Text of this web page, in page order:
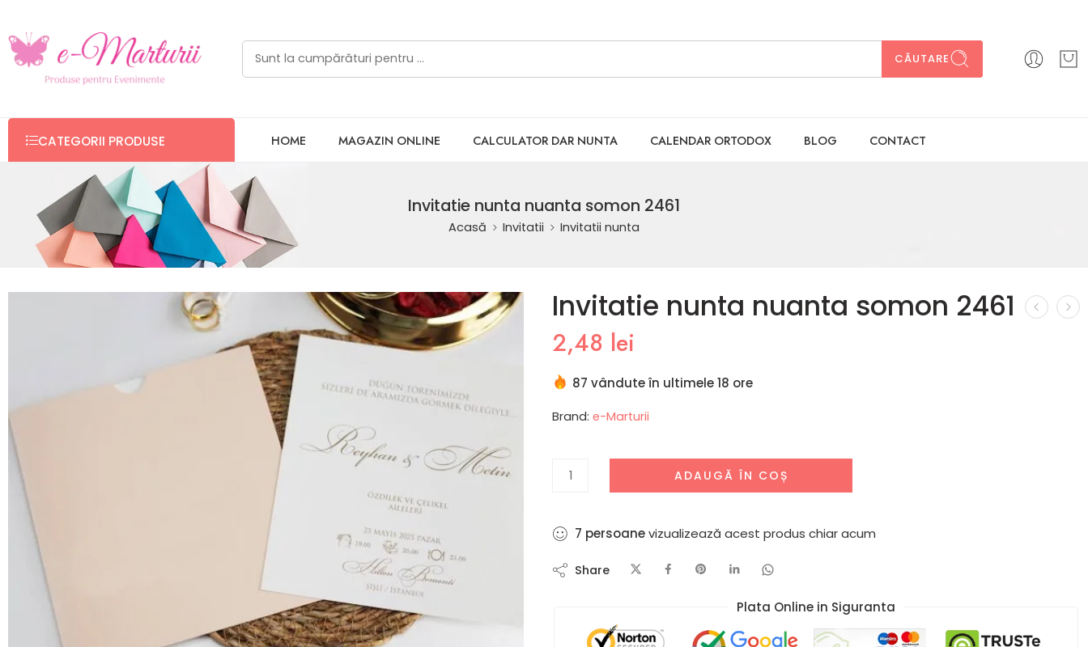
CĂUTARE
CATEGORII PRODUSE HOME MAGAZIN ONLINE CALCULATOR DAR NUNTA CALENDAR ORTODOX BLOG CONTACT
Invitatie nunta nuanta somon 2461
Acasă Invitatii Invitatii nunta
Invitatie nunta nuanta somon 2461
2,48 lei
87 vândute în ultimele 18 ore
Brand: e-Marturii
ADAUGĂ ÎN COȘ
9 persoanevizualizează acest produs chiar acum
Share
Plata Online in Siguranta​